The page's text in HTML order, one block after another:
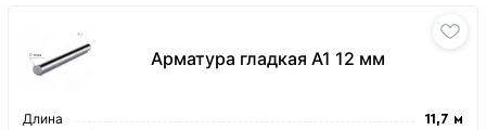
Арматура гладкая А1 12 мм
Длина 11,7 м